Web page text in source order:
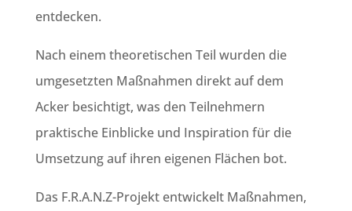
entdecken.
Nach einem theoretischen Teil wurden die
umgesetzten Maßnahmen direkt auf dem
Acker besichtigt, was den Teilnehmern
praktische Einblicke und Inspiration für die
Umsetzung auf ihren eigenen Flächen bot.
Das F.R.A.N.Z-Projekt entwickelt Maßnahmen,